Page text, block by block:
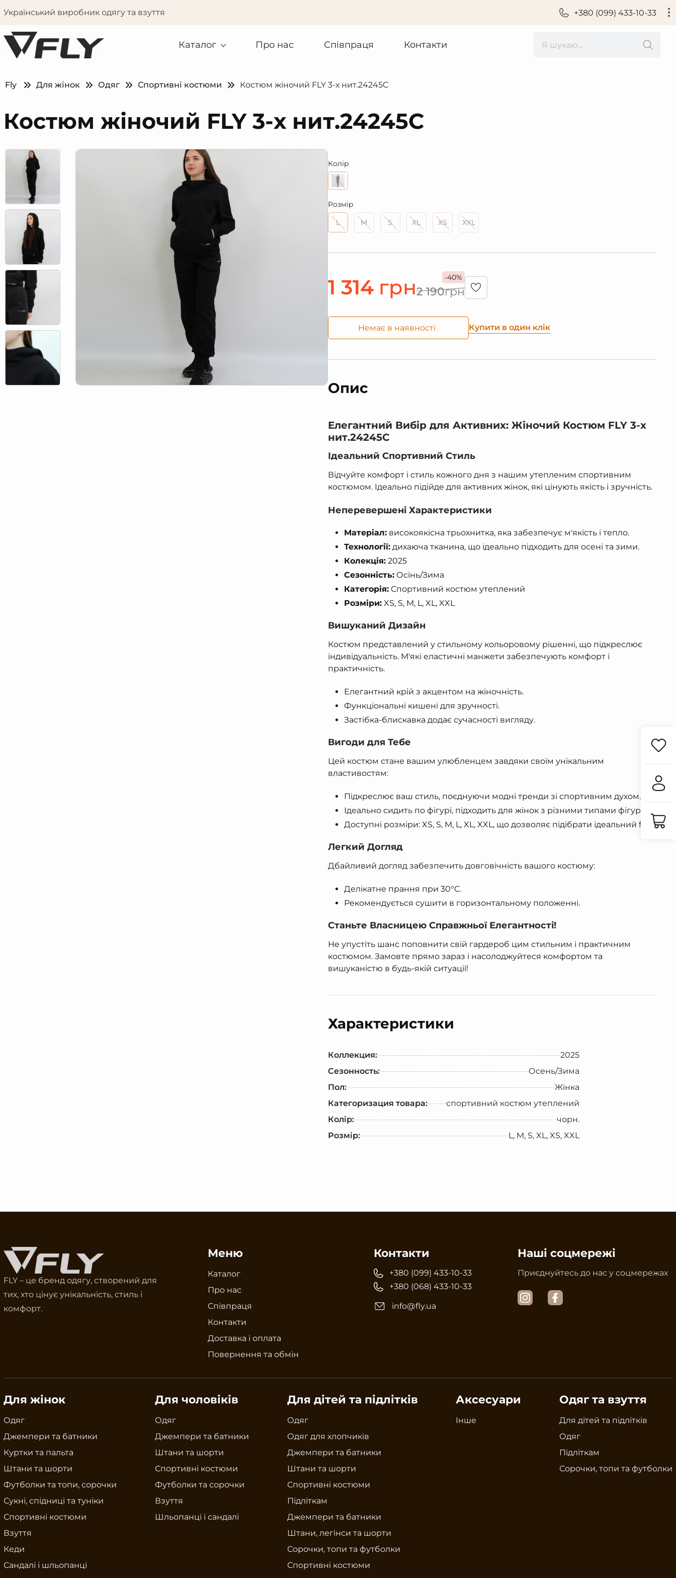
Український виробник одягу та взуття +380 (099) 433-10-33
Каталог Про нас Співпраця Контакти
Fly Для жінок Одяг Спортивні костюми Костюм жіночий FLY 3-х нит.24245C
Костюм жіночий FLY 3-х нит.24245C
Колір
Розмір
L
M S XL XS XXL
-40%
1 314 грн2 190грн
Немає в наявності Купити в один клік
Опис
Елегантний Вибір для Активних: Жіночий Костюм FLY 3-х
нит.24245C
Ідеальний Спортивний Стиль
Відчуйте комфорт і стиль кожного дня з нашим утепленим спортивним
костюмом. Ідеально підійде для активних жінок, які цінують якість і зручність.
Неперевершені Характеристики
Матеріал:високоякісна трьохнитка, яка забезпечує м'якість і тепло.
Технології:дихаюча тканина, що ідеально підходить для осені та зими.
Колекція:2025
Сезонність:Осінь/Зима
Категорія:Спортивний костюм утеплений
Розміри:XS, S, M, L, XL, XXL
Вишуканий Дизайн
Костюм представлений у стильному кольоровому рішенні, що підкреслює
індивідуальність. М'які еластичні манжети забезпечують комфорт і
практичність.
Елегантний крій з акцентом на жіночність.
Функціональні кишені для зручності.
Застібка-блискавка додає сучасності вигляду.
Вигоди для Тебе
Цей костюм стане вашим улюбленцем завдяки своїм унікальним
властивостям:
Підкреслює ваш стиль, поєднуючи модні тренди зі спортивним духом.
Ідеально сидить по фігурі, підходить для жінок з різними типами фігури.
Доступні розміри: XS, S, M, L, XL, XXL, що дозволяє підібрати ідеальний fit.
Легкий Догляд
Дбайливий догляд забезпечить довговічність вашого костюму:
Делікатне прання при 30°C.
Рекомендується сушити в горизонтальному положенні.
Станьте Власницею Справжньої Елегантності!
Не упустіть шанс поповнити свій гардероб цим стильним і практичним
костюмом. Замовте прямо зараз і насолоджуйтеся комфортом та
вишуканістю в будь-якій ситуації!
Характеристики
Коллекция:
2025
Сезонность:
Осень/Зима
Пол:
Жінка
Категоризация товара:
спортивний костюм утеплений
Колір:
чорн.
Розмір:
L, M, S, XL, XS, XXL
FLY – це бренд одягу, створений для
тих, хто цінує унікальність, стиль і
комфорт.
Меню
Каталог
Про нас
Співпраця
Контакти
Доставка і оплата
Повернення та обмін
Контакти
+380 (099) 433-10-33
+380 (068) 433-10-33
info@fly.ua
Наші соцмережі
Приєднуйтесь до нас у соцмережах
Для жінок
Одяг
Джемпери та батники
Куртки та пальта
Штани та шорти
Футболки та топи, сорочки
Сукні, спідниці та туніки
Спортивні костюми
Взуття
Кеди
Сандалі і шльопанці
Для чоловіків
Одяг
Джемпери та батники
Штани та шорти
Спортивні костюми
Футболки та сорочки
Взуття
Шльопанці і сандалі
Для дітей та підлітків
Одяг
Одяг для хлопчиків
Джемпери та батники
Штани та шорти
Спортивні костюми
Підліткам
Джемпери та батники
Штани, легінси та шорти
Сорочки, топи та футболки
Спортивні костюми
Аксесуари
Інше
Одяг та взуття
Для дітей та підлітків
Одяг
Підліткам
Сорочки, топи та футболки